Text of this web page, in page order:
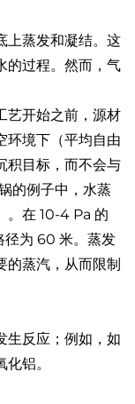
上蒸发和凝结。这
的过程。然而，气
艺开始之前，源材
环境下（平均自由
积目标，而不会与
的例子中，水蒸
。在 10-4 Pa 的
径为 60 米。蒸发
的蒸汽，从而限制
生反应；例如，如
铝。